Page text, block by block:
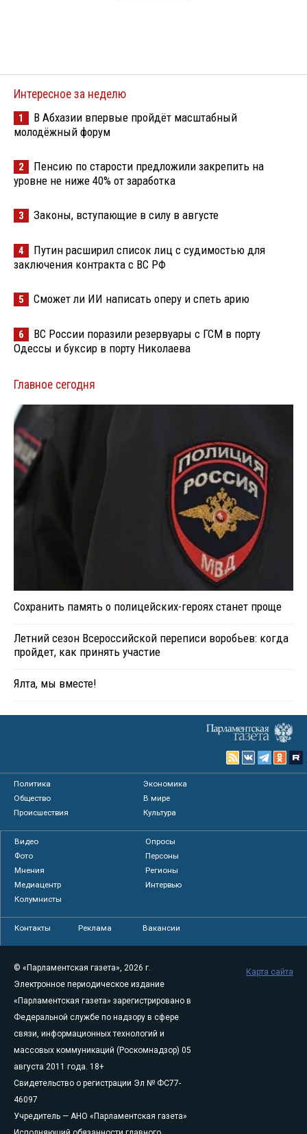
Интересное за неделю
1
В Абхазии впервые пройдёт масштабный
молодёжный форум
2
Пенсию по старости предложили закрепить на
уровне не ниже 40% от заработка
3 Законы, вступающие в силу в августе
4
Путин расширил список лиц с судимостью для
заключения контракта с ВС РФ
5 Сможет ли ИИ написать оперу и спеть арию
6
ВС России поразили резервуары с ГСМ в порту
Одессы и буксир в порту Николаева
Главное сегодня
Сохранить память о полицейских-героях станет проще
Летний сезон Всероссийской переписи воробьев: когда
пройдет, как принять участие
Ялта, мы вместе!
Политика
Экономика
Общество
В мире
Происшествия
Культура
Видео
Опросы
Фото
Персоны
Мнения
Регионы
Медиацентр
Интервью
Колумнисты
Контакты Реклама Вакансии
© «Парламентская газета», 2026 г.
Электронное периодическое издание
«Парламентская газета» зарегистрировано в
Федеральной службе по надзору в сфере
связи, информационных технологий и
массовых коммуникаций (Роскомнадзор) 05
августа 2011 года. 18+
Свидетельство о регистрации Эл № ФС77-
46097
Учредитель — АНО «Парламентская газета»
Карта сайта